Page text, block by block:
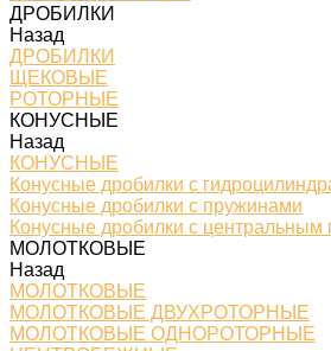
ДРОБИЛКИ
Назад
ДРОБИЛКИ
ЩЕКОВЫЕ
РОТОРНЫЕ
КОНУСНЫЕ
Назад
КОНУСНЫЕ
Конусные дробилки с
Конусные дробилки с пружинами
Конусные дробилки с центральным
МОЛОТКОВЫЕ
Назад
МОЛОТКОВЫЕ
МОЛОТКОВЫЕ ДВУХРОТОРНЫЕ
МОЛОТКОВЫЕ ОДНОРОТОРНЫЕ